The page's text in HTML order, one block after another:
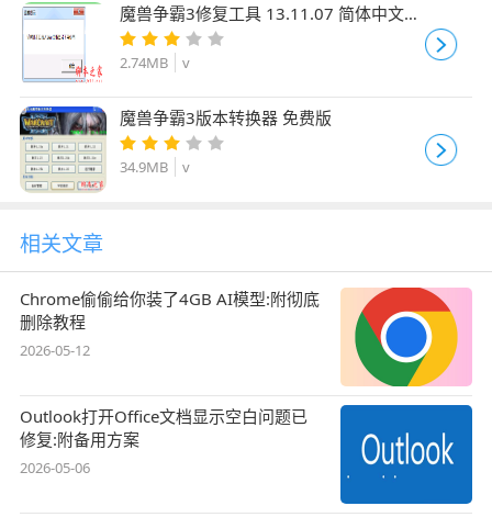
魔兽争霸3修复工具 13.11.07 简体中文绿
色免费版
2.74MB v
魔兽争霸3版本转换器 免费版
34.9MB v
相关文章
Chrome偷偷给你装了4GB AI模型:附彻底
删除教程
2026-05-12
Outlook打开Office文档显示空白问题已
修复:附备用方案
2026-05-06